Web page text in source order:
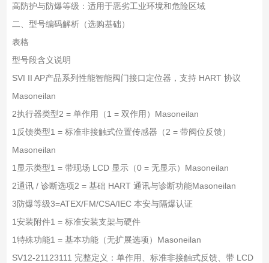
高防护与防爆等级：适用于恶劣工业环境和危险区域
二、型号编码解析（选购基础）
表格
型号段含义说明
SVI II AP产品系列性能智能阀门接口定位器，支持 HART 协议
Masoneilan
2执行器类型2 = 单作用（1 = 双作用）Masoneilan
1 反馈类型1 = 标准非接触式位置传感器（2 = 带阀位反馈）
Masoneilan
1 显示类型1 = 带现场 LCD 显示（0 = 无显示）Masoneilan
2通讯 / 诊断选项2 = 基础 HART 通讯与诊断功能Masoneilan
3防爆等级3=ATEX/FM/CSA/IEC 本安与隔爆认证
1安装附件1 = 标准安装支架与硬件
1特殊功能1 = 基本功能（无扩展选项）Masoneilan
SV12-21123111 完整定义：单作用、标准非接触式反馈、带 LCD